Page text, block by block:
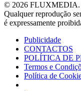
© 2026 FLUXMEDIA.
Qualquer reprodução
é expressamente
Publicidade
CONTACTOS
POLÍTICA DE
Termos e
Política de